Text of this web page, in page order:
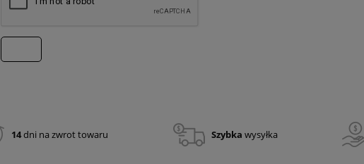
14dni na zwrot towaru Szybka wysyłka